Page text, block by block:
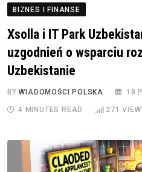
BIZNES I FINANSE
Xsolla i IT Park
uzgodnień o wsparciu
Uzbekistanie
BYWIADOMOŚCI POLSKA 18
4 MINUTES READ 271